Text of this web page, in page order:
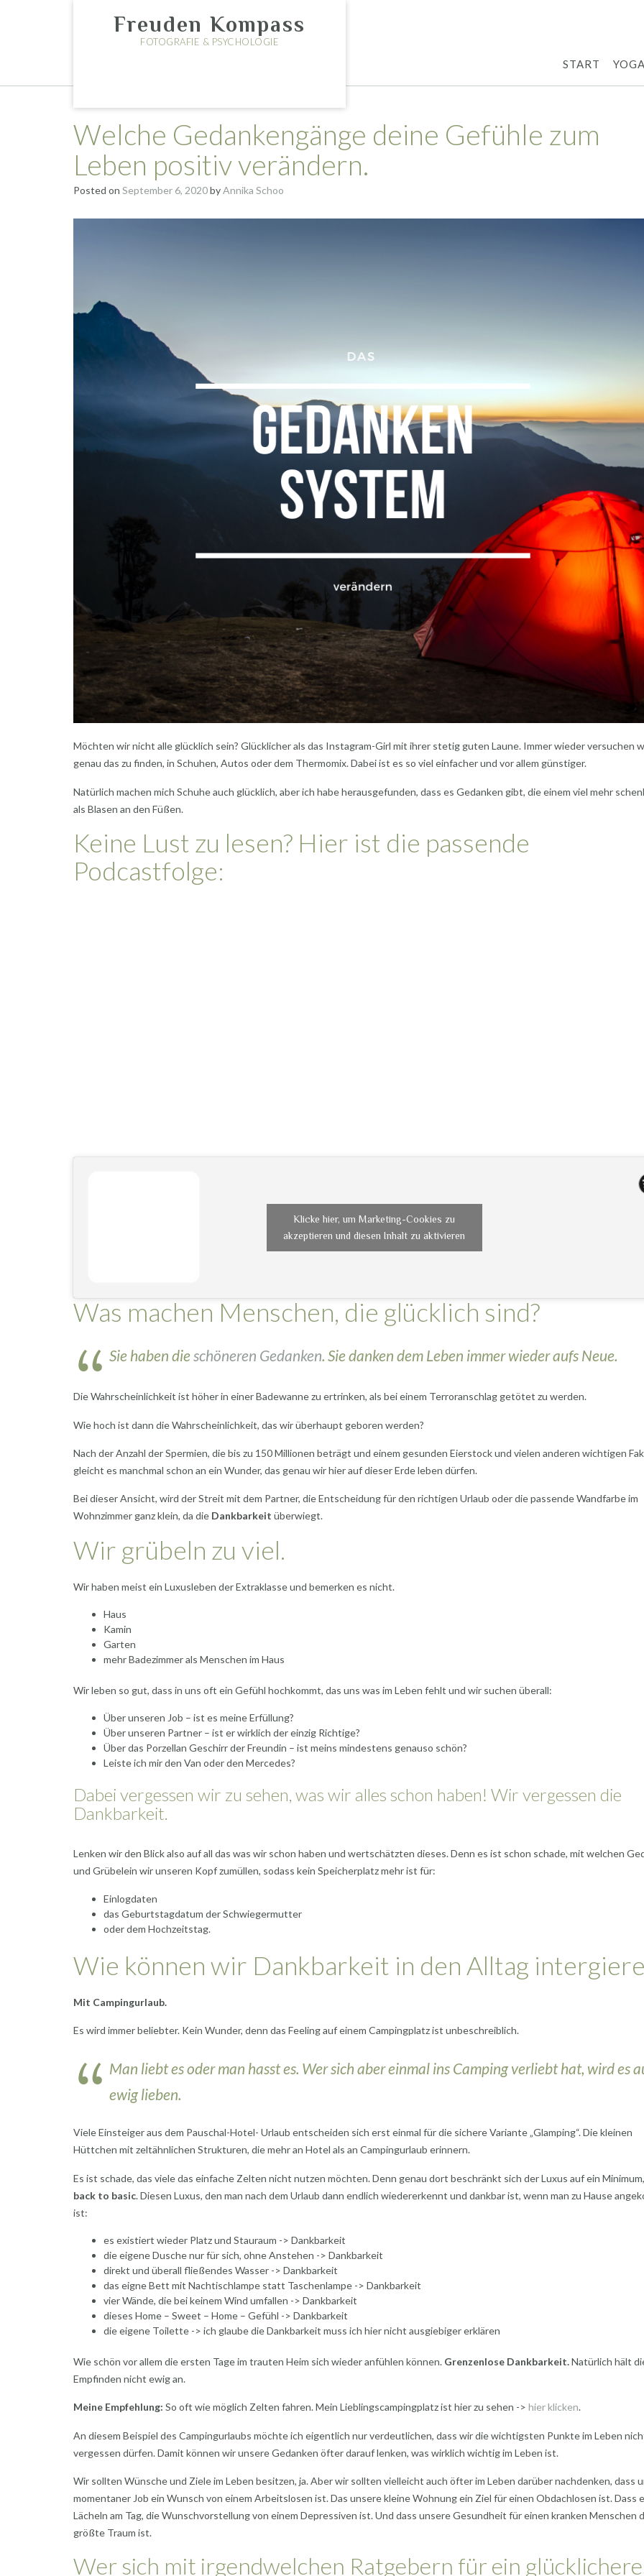
Freuden Kompass
FOTOGRAFIE & PSYCHOLOGIE
START YOGA
Welche Gedankengänge deine Gefühle zum
Leben positiv verändern.
Posted on September 6, 2020byAnnika Schoo
Möchten wir nicht alle glücklich sein? Glücklicher als das Instagram-Girl mit ihrer stetig guten Laune. Immer wieder versuchen
genau das zu finden, in Schuhen, Autos oder dem Thermomix. Dabei ist es so viel einfacher und vor allem günstiger.
Natürlich machen mich Schuhe auch glücklich, aber ich habe herausgefunden, dass es Gedanken gibt, die einem viel mehr
als Blasen an den Füßen.
Keine Lust zu lesen? Hier ist die passende
Podcastfolge:
Klicke hier, um Marketing-Cookies zu
akzeptieren und diesen Inhalt zu aktivieren
Was machen Menschen, die glücklich sind?
Sie haben dieschöneren Gedanken. Sie danken dem Leben immer wieder aufs Neue.
Die Wahrscheinlichkeit ist höher in einer Badewanne zu ertrinken, als bei einem Terroranschlag getötet zu werden.
Wie hoch ist dann die Wahrscheinlichkeit, das wir überhaupt geboren werden?
Nach der Anzahl der Spermien, die bis zu 150 Millionen beträgt und einem gesunden Eierstock und vielen anderen wichtigen
gleicht es manchmal schon an ein Wunder, das genau wir hier auf dieser Erde leben dürfen.
Bei dieser Ansicht, wird der Streit mit dem Partner, die Entscheidung für den richtigen Urlaub oder die passende Wandfarbe im
Wohnzimmer ganz klein, da die Dankbarkeit überwiegt.
Wir grübeln zu viel.
Wir haben meist ein Luxusleben der Extraklasse und bemerken es nicht.
Haus
Kamin
Garten
mehr Badezimmer als Menschen im Haus
Wir leben so gut, dass in uns oft ein Gefühl hochkommt, das uns was im Leben fehlt und wir suchen überall:
Über unseren Job – ist es meine Erfüllung?
Über unseren Partner – ist er wirklich der einzig Richtige?
Über das Porzellan Geschirr der Freundin – ist meins mindestens genauso schön?
Leiste ich mir den Van oder den Mercedes?
Dabei vergessen wir zu sehen, was wir alles schon haben! Wir vergessen die
Dankbarkeit.
Lenken wir den Blick also auf all das was wir schon haben und wertschätzten dieses. Denn es ist schon schade, mit welchen
und Grübelein wir unseren Kopf zumüllen, sodass kein Speicherplatz mehr ist für:
Einlogdaten
das Geburtstagdatum der Schwiegermutter
oder dem Hochzeitstag.
Wie können wir Dankbarkeit in den Alltag
Mit Campingurlaub.
Es wird immer beliebter. Kein Wunder, denn das Feeling auf einem Campingplatz ist unbeschreiblich.
Man liebt es oder man hasst es. Wer sich aber einmal ins Camping verliebt hat, wird es
ewig lieben.
Viele Einsteiger aus dem Pauschal-Hotel- Urlaub entscheiden sich erst einmal für die sichere Variante „Glamping“. Die kleinen
Hüttchen mit zeltähnlichen Strukturen, die mehr an Hotel als an Campingurlaub erinnern.
Es ist schade, das viele das einfache Zelten nicht nutzen möchten. Denn genau dort beschränkt sich der Luxus auf ein
back to basic. Diesen Luxus, den man nach dem Urlaub dann endlich wiedererkennt und dankbar ist, wenn man zu Hause
ist:
es existiert wieder Platz und Stauraum -> Dankbarkeit
die eigene Dusche nur für sich, ohne Anstehen -> Dankbarkeit
direkt und überall fließendes Wasser -> Dankbarkeit
das eigne Bett mit Nachtischlampe statt Taschenlampe -> Dankbarkeit
vier Wände, die bei keinem Wind umfallen -> Dankbarkeit
dieses Home – Sweet – Home – Gefühl -> Dankbarkeit
die eigene Toilette -> ich glaube die Dankbarkeit muss ich hier nicht ausgiebiger erklären
Wie schön vor allem die ersten Tage im trauten Heim sich wieder anfühlen können. Grenzenlose Dankbarkeit.Natürlich hält
Empfinden nicht ewig an.
Meine Empfehlung: So oft wie möglich Zelten fahren. Mein Lieblingscampingplatz ist hier zu sehen -> hier klicken.
An diesem Beispiel des Campingurlaubs möchte ich eigentlich nur verdeutlichen, dass wir die wichtigsten Punkte im Leben
vergessen dürfen. Damit können wir unsere Gedanken öfter darauf lenken, was wirklich wichtig im Leben ist.
Wir sollten Wünsche und Ziele im Leben besitzen, ja. Aber wir sollten vielleicht auch öfter im Leben darüber nachdenken, dass
momentaner Job ein Wunsch von einem Arbeitslosen ist. Das unsere kleine Wohnung ein Ziel für einen Obdachlosen ist. Dass
Lächeln am Tag, die Wunschvorstellung von einem Depressiven ist. Und dass unsere Gesundheit für einen kranken Menschen
größte Traum ist.
Wer sich mit irgendwelchen Ratgebern für ein